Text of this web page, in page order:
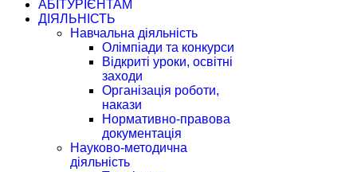
АБІТУРІЄНТАМ
ДІЯЛЬНІСТЬ
Навчальна діяльність
Олімпіади та конкурси
Відкриті уроки, освітні
заходи
Організація роботи,
накази
Нормативно-правова
документація
Науково-методична
діяльність